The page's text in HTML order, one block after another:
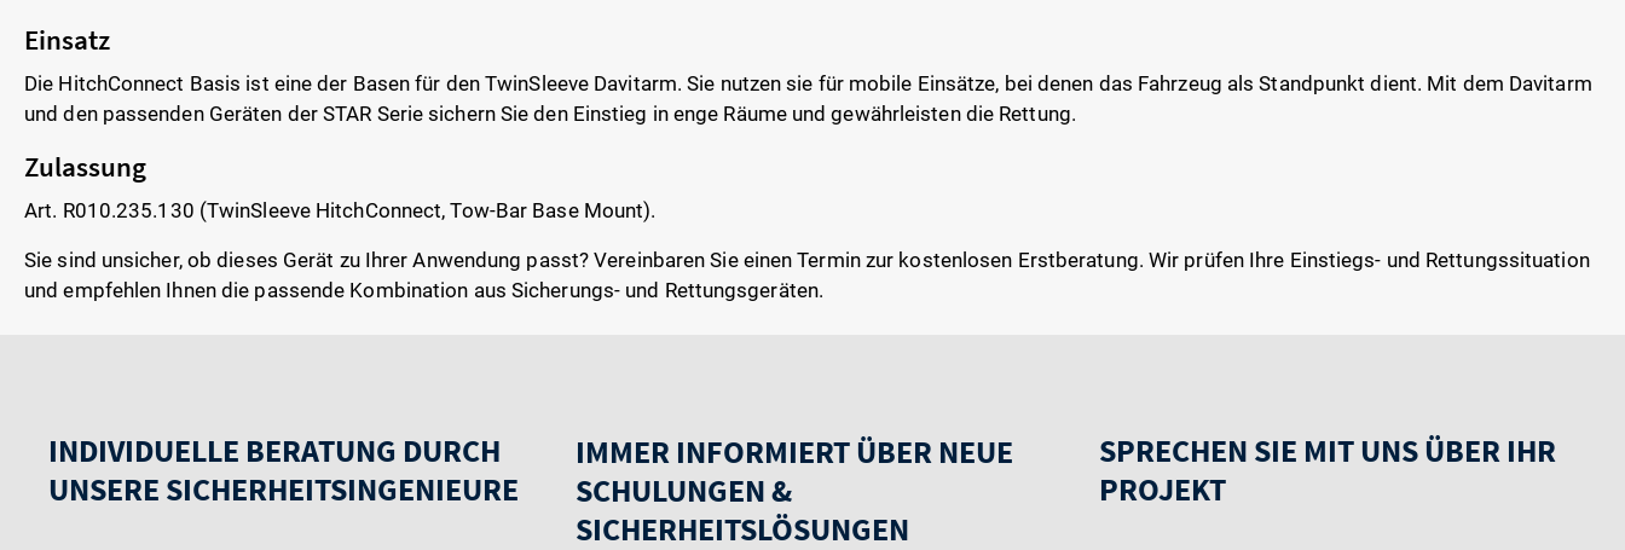
Einsatz
Die HitchConnect Basis ist eine der Basen für den TwinSleeve Davitarm. Sie nutzen sie für mobile Einsätze, bei denen das Fahrzeug als Standpunkt dient. Mit dem Davitarm
und den passenden Geräten der STAR Serie sichern Sie den Einstieg in enge Räume und gewährleisten die Rettung.
Zulassung
Art. R010.235.130 (TwinSleeve HitchConnect, Tow-Bar Base Mount).
Sie sind unsicher, ob dieses Gerät zu Ihrer Anwendung passt? Vereinbaren Sie einen Termin zur kostenlosen Erstberatung. Wir prüfen Ihre Einstiegs- und Rettungssituation
und empfehlen Ihnen die passende Kombination aus Sicherungs- und Rettungsgeräten.
INDIVIDUELLE BERATUNG DURCH
UNSERE SICHERHEITSINGENIEURE
IMMER INFORMIERT ÜBER NEUE
SCHULUNGEN &
SICHERHEITSLÖSUNGEN
SPRECHEN SIE MIT UNS ÜBER IHR
PROJEKT